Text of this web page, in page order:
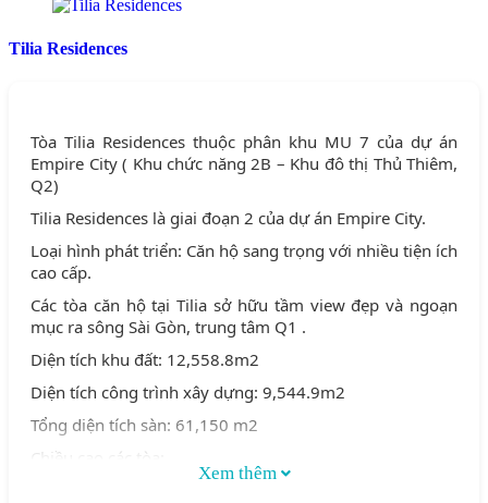
Tilia Residences
Tòa Tilia Residences thuộc phân khu MU 7 của dự án
Empire City ( Khu chức năng 2B – Khu đô thị Thủ Thiêm,
Q2)
Tilia Residences là giai đoạn 2 của dự án Empire City.
Loại hình phát triển: Căn hộ sang trọng với nhiều tiện ích
cao cấp.
Các tòa căn hộ tại Tilia sở hữu tầm view đẹp và ngoạn
mục ra sông Sài Gòn, trung tâm Q1 .
Diện tích khu đất: 12,558.8m2
Diện tích công trình xây dựng: 9,544.9m2
Tổng diện tích sàn: 61,150 m2
Chiều cao các tòa:
Xem thêm